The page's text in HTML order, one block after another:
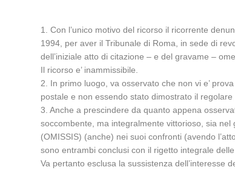
1. Con l’unico motivo del ricorso il ricorrente
1994, per aver il Tribunale di Roma, in sede di
dell’iniziale atto di citazione – e del gravame –
Il ricorso e’ inammissibile.
2. In primo luogo, va osservato che non vi e’
postale e non essendo stato dimostrato il
3. Anche a prescindere da quanto appena
soccombente, ma integralmente vittorioso, sia
(OMISSIS) (anche) nei suoi confronti (avendo
sono entrambi conclusi con il rigetto integrale
Va pertanto esclusa la sussistenza dell’interesse